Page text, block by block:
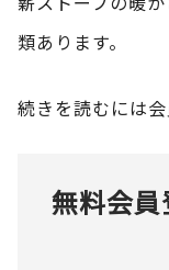
類あります。
続きを読むには会
無料会